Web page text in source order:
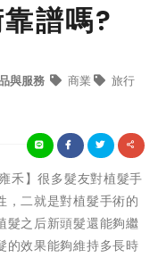
譜嗎?
與服務 商業 旅行
禾】很多髮友對植髮手
，二就是對植髮手術的
髮之后新頭髮還能夠繼
的效果能夠維持多長時